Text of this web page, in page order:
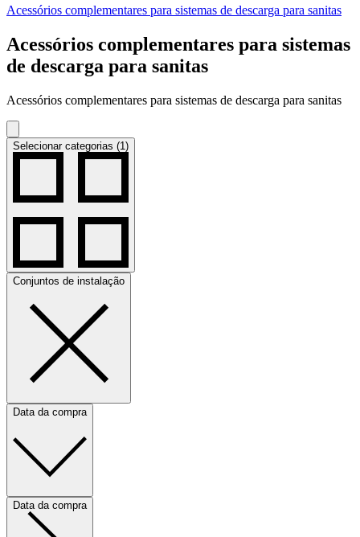
Acessórios complementares para sistemas de descarga para sanitas
Acessórios complementares para sistemas
de descarga para sanitas
Acessórios complementares para sistemas de descarga para sanitas
Selecionar categorias (1)
Conjuntos de instalação
Data da compra
Data da compra